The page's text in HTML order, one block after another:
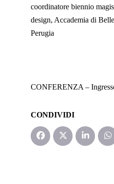
coordinatore biennio
design, Accademia di
Perugia
CONFERENZA –
CONDIVIDI